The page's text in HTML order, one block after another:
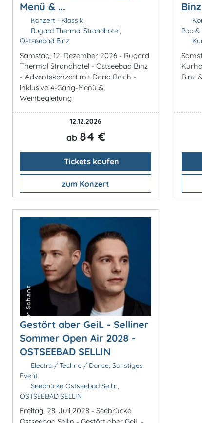
Menü & ...
Konzert - Klassik
Rugard Thermal Strandhotel,
Ostseebad Binz
Samstag, 12. Dezember 2026 - Rugard
Thermal Strandhotel - Ostseebad Binz
- Adventskonzert mit Daria Reich -
inklusive 4-Gang-Menü &
Weinbegleitung
12.12.2026
ab 84 €
Tickets kaufen
zum Konzert
Binz
Pop
Binz
Gestört aber GeiL - Selliner
Sommer Open Air 2028 -
OSTSEEBAD SELLIN
Electro / Techno / Dance, Sonstiges
Event
Seebrücke Ostseebad Sellin,
OSTSEEBAD SELLIN
Freitag, 28. Juli 2028 - Seebrücke